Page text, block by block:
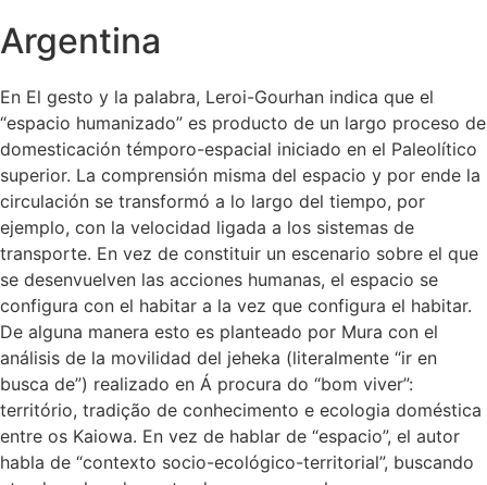
Argentina
En El gesto y la palabra, Leroi-Gourhan indica que el
“espacio humanizado” es producto de un largo proceso de
domesticación témporo-espacial iniciado en el Paleolítico
superior. La comprensión misma del espacio y por ende la
circulación se transformó a lo largo del tiempo, por
ejemplo, con la velocidad ligada a los sistemas de
transporte. En vez de constituir un escenario sobre el que
se desenvuelven las acciones humanas, el espacio se
configura con el habitar a la vez que configura el habitar.
De alguna manera esto es planteado por Mura con el
análisis de la movilidad del jeheka (literalmente “ir en
busca de”) realizado en Á procura do “bom viver”:
território, tradição de conhecimento e ecologia doméstica
entre os Kaiowa. En vez de hablar de “espacio”, el autor
habla de “contexto socio-ecológico-territorial”, buscando